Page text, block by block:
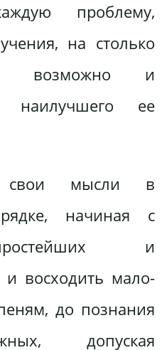
проблему,
на столько
возможно и
наилучшего ее
свои мысли в
начиная с
и
и восходить мало-
до познания
допуская